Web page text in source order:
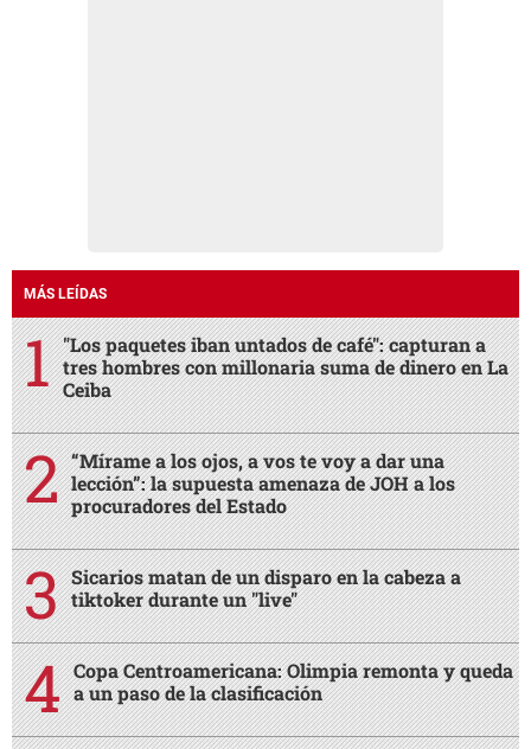
MÁS LEÍDAS
"Los paquetes iban untados de café": capturan a
tres hombres con millonaria suma de dinero en La
Ceiba
“Mírame a los ojos, a vos te voy a dar una
lección”: la supuesta amenaza de JOH a los
procuradores del Estado
Sicarios matan de un disparo en la cabeza a
tiktoker durante un "live"
Copa Centroamericana: Olimpia remonta y queda
a un paso de la clasificación